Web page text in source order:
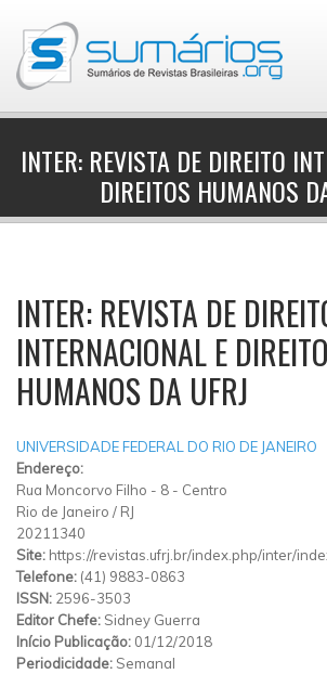
INTER: REVISTA DE DIREITO
DIREITOS HUMANOS
INTER: REVISTA DE
INTERNACIONAL E
HUMANOS DA UFRJ
UNIVERSIDADE FEDERAL DO RIO DE JANEIRO
Endereço:
Rua Moncorvo Filho - 8 - Centro
Rio de Janeiro / RJ
20211340
Site: https://revistas.ufrj.br/index.php/inter/
Telefone: (41) 9883-0863
ISSN: 2596-3503
Editor Chefe: Sidney Guerra
Início Publicação: 01/12/2018
Periodicidade: Semanal